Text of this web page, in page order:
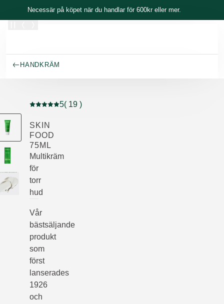
Necessär på köpet när du handlar för 600kr eller mer.
HANDKRÄM
Nuvarande betyg: 5 av 5 stjärnor Betygsatt av 19
5( 19 )
SKIN
FOOD
75ML
Multikräm
för
torr
hud
Vår
bästsäljande
produkt
som
först
lanserades
1926
och